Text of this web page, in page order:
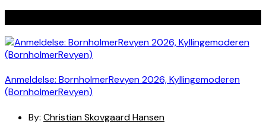
Anmeldelse: BornholmerRevyen 2026, Kyllingemoderen
(BornholmerRevyen)
By: Christian Skovgaard Hansen